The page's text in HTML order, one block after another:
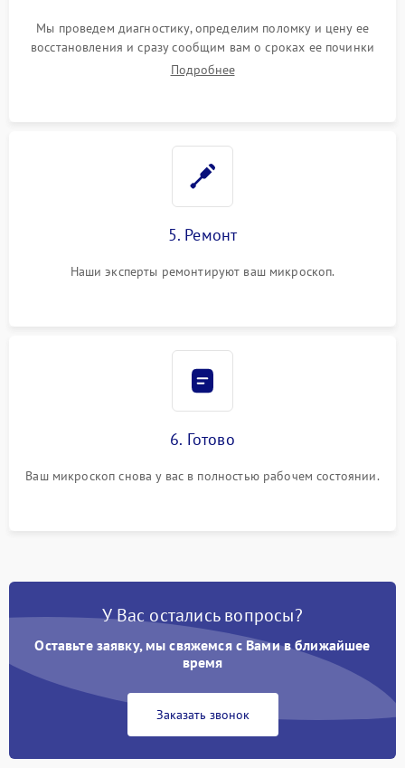
Мы проведем диагностику, определим поломку и цену ее
восстановления и сразу сообщим вам о сроках ее починки
Подробнее
5. Ремонт
Наши эксперты ремонтируют ваш микроскоп.
6. Готово
Ваш микроскоп снова у вас в полностью рабочем состоянии.
У Вас остались вопросы?
Оставьте заявку, мы свяжемся с Вами в ближайшее
время
Заказать звонок